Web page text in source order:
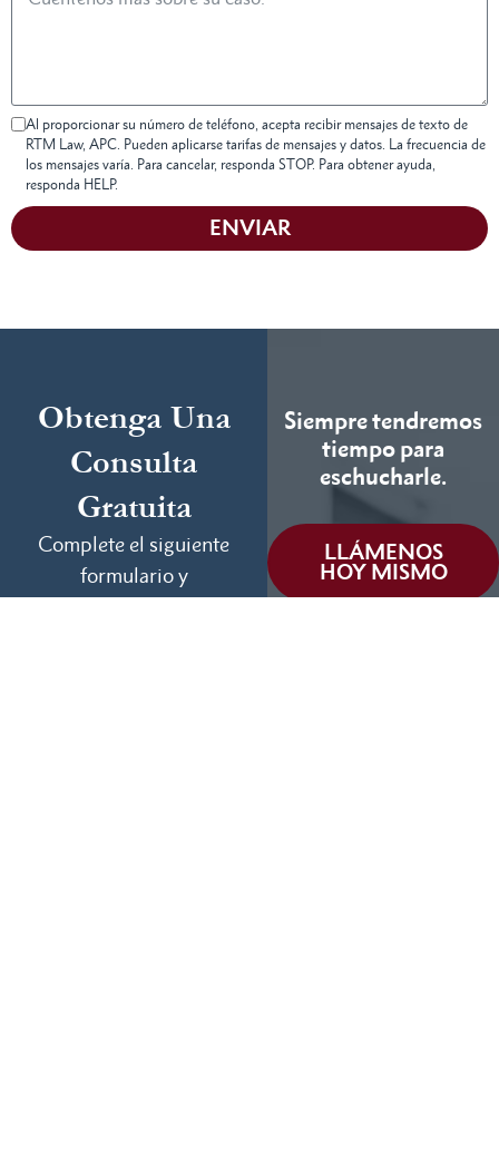
Al proporcionar su número de teléfono, acepta recibir mensajes de texto de
RTM Law, APC. Pueden aplicarse tarifas de mensajes y datos. La frecuencia de
los mensajes varía. Para cancelar, responda STOP. Para obtener ayuda,
responda HELP.
ENVIAR
Obtenga Una
Consulta
Gratuita
Complete el siguiente
formulario y
Siempre tendremos
tiempo para
eschucharle.
LLÁMENOS
HOY MISMO